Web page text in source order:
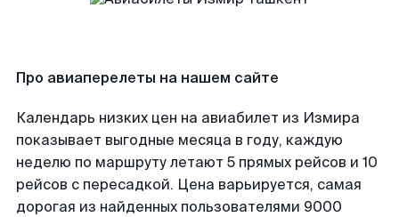
Про авиаперелеты на нашем сайте
Календарь низких цен на авиабилет из Измира
показывает выгодные месяца в году, каждую
неделю по маршруту летают 5 прямых рейсов и 10
рейсов с пересадкой. Цена варьируется, самая
дорогая из найденных пользователями 9000